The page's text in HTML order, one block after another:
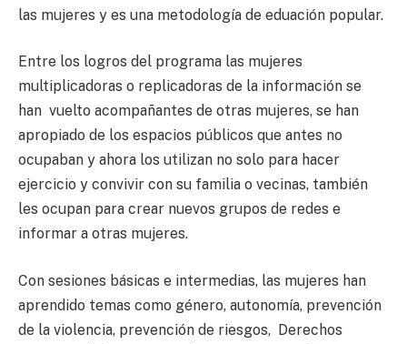
las mujeres y es una metodología de eduación popular.
Entre los logros del programa las mujeres
multiplicadoras o replicadoras de la información se
han vuelto acompañantes de otras mujeres, se han
apropiado de los espacios públicos que antes no
ocupaban y ahora los utilizan no solo para hacer
ejercicio y convivir con su familia o vecinas, también
les ocupan para crear nuevos grupos de redes e
informar a otras mujeres.
Con sesiones básicas e intermedias, las mujeres han
aprendido temas como género, autonomía, prevención
de la violencia, prevención de riesgos, Derechos